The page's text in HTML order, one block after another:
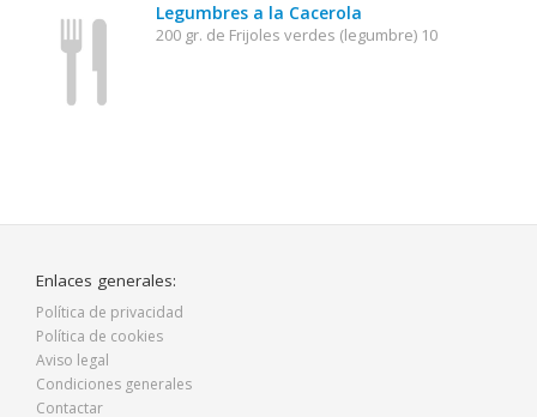
Legumbres a la Cacerola
200 gr. de Frijoles verdes (legumbre) 10
Enlaces generales:
Política de privacidad
Política de cookies
Aviso legal
Condiciones generales
Contactar